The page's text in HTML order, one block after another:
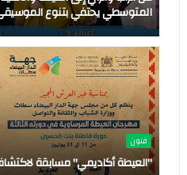
المتوسطي يحتفي بتنوع
فنون
"العيطة أكاديمي" مسابقة